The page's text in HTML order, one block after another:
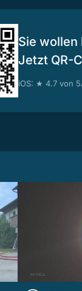
Sie wollen
Jetzt QR-
iOS: ★ 4.7 von 5